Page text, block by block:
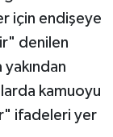
için endişeye
denilen
yakından
kamuoyu
ifadeleri yer